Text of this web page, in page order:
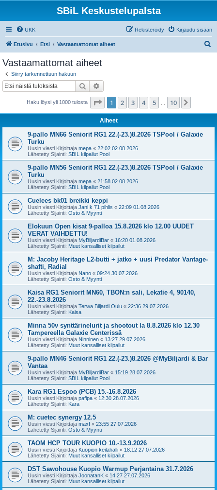
SBiL Keskustelupalsta
UKK Kirjaudu sisään
Rekisteröidy
Etusivu Etsi Vastaamattomat aiheet
Vastaamattomat aiheet
Siirry tarkennettuun hakuun
Etsi
Haku löysi yli 1000 tulosta Sivu /10
1 2 3 4 5 10
Aiheet
9-pallo MN66 Seniorit RG1 22.(-23.)8.2026 TSPool / Galaxie
Turku
Uusin viesti Kirjoittaja mepa « 22:02 02.08.2026
Lähetetty Sijainti: SBIL kilpailut Pool
9-pallo MN56 Seniorit RG1 22.(-23.)8.2026 TSPool / Galaxie
Turku
Uusin viesti Kirjoittaja mepa « 21:58 02.08.2026
Lähetetty Sijainti: SBIL kilpailut Pool
Cuelees bk01 breikki keppi
Uusin viesti Kirjoittaja Jani k 71 pihlis « 22:09 01.08.2026
Lähetetty Sijainti: Osto & Myynti
Elokuun Open kisat 9-palloa 15.8.2026 klo 12.00 UUDET
VERAT VAIHDETTU!
Uusin viesti Kirjoittaja MyBiljardiBar « 16:20 01.08.2026
Lähetetty Sijainti: Muut kansalliset kilpailut
M: Jacoby Heritage L2-butti + jatko + uusi Predator Vantage-
shafti, Radial
Uusin viesti Kirjoittaja Nano « 09:24 30.07.2026
Lähetetty Sijainti: Osto & Myynti
Kaisa RG1 Seniorit MN60, TBON:n sali, Lekatie 4, 90140,
22.-23.8.2026
Uusin viesti Kirjoittaja Terwa Biljardi Oulu « 22:36 29.07.2026
Lähetetty Sijainti: Kaisa
Minna 50v synttärinelurit ja shootout la 8.8.2026 klo 12.30
Tampereella Galaxie Centerissä
Uusin viesti Kirjoittaja Ninninen « 13:27 29.07.2026
Lähetetty Sijainti: Muut kansalliset kilpailut
9-pallo MN46 Seniorit RG1 22.(-23.)8.2026 @MyBiljardi & Bar
Vantaa
Uusin viesti Kirjoittaja MyBiljardiBar « 15:19 28.07.2026
Lähetetty Sijainti: SBIL kilpailut Pool
Kara RG1 Espoo (PCB) 15.-16.8.2026
Uusin viesti Kirjoittaja pafipa « 12:30 28.07.2026
Lähetetty Sijainti: Kara
M: cuetec synergy 12.5
Uusin viesti Kirjoittaja maxf « 23:55 27.07.2026
Lähetetty Sijainti: Osto & Myynti
TAOM HCP TOUR KUOPIO 10.-13.9.2026
Uusin viesti Kirjoittaja Kuopion keilahalli « 18:12 27.07.2026
Lähetetty Sijainti: Muut kansalliset kilpailut
DST Sawohouse Kuopio Warmup Perjantaina 31.7.2026
Uusin viesti Kirjoittaja JoonatanK « 14:27 27.07.2026
Lähetetty Sijainti: Muut kansalliset kilpailut